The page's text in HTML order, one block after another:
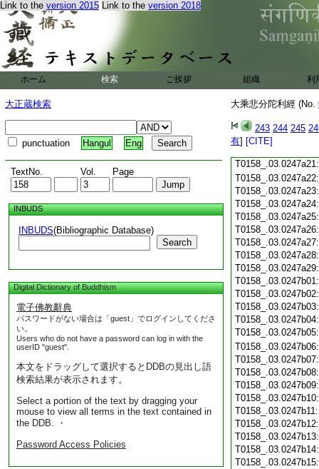
Link to the version 2015 Link to the version 2018
ホーム 検索 ご挨拶 組織 利
大正蔵検索
punctuation Hangul Eng
TextNo. Vol. Page
INBUDS
INBUDS(Bibliographic Database)
Search
Digital Dictionary of Buddhism
電子佛教辭典
パスワードがない場合は「guest」でログインしてくださ
い。
Users who do not have a password can log in with the
userID "guest".
本文をドラッグして選択するとDDBの見出し語
検索結果が表示されます。
Select a portion of the text by dragging your
mouse to view all terms in the text contained in
the DDB. ・
Password Access Policies
大乘悲分陀利經 (No.
243 244 245
有] [CITE]